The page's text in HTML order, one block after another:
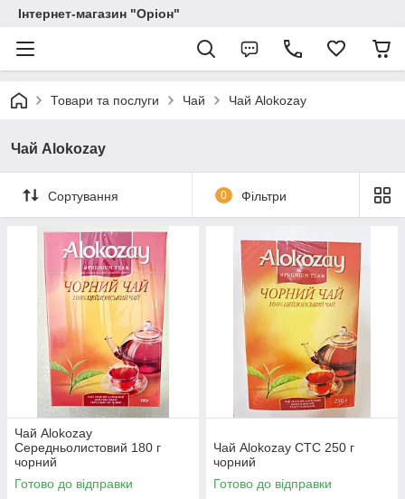
Інтернет-магазин "Оріон"
Товари та послуги Чай Чай Alokozay
Чай Alokozay
Сортування 0 Фільтри
Чай Alokozay
Середньолистовий 180 г
чорний
Готово до відправки
Чай Alokozay CTC 250 г
чорний
Готово до відправки